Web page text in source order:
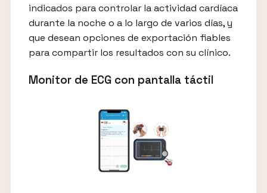
indicados para controlar la actividad cardíaca
durante la noche o a lo largo de varios días, y
que desean opciones de exportación fiables
para compartir los resultados con su clínico.
Monitor de ECG con pantalla táctil